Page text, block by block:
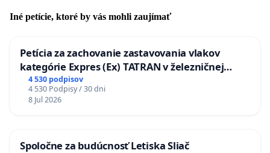
Iné petície, ktoré by vás mohli zaujímať
Petícia za zachovanie zastavovania vlakov
kategórie Expres (Ex) TATRAN v železničnej
stanici Púchov
4 530 podpisov
4 530 Podpisy / 30 dni
8 Jul 2026
Spoločne za budúcnosť Letiska Sliač